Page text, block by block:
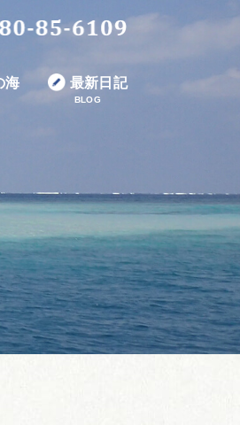
海 最新日記
BLOG